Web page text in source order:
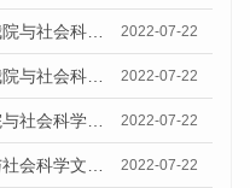
7月19日《中国发展网》报道我院与社会科学文献出版社联合发布《广州蓝皮书：广州城乡融合发展报告(2022)》的媒体文章 2022-07-22
7月19日《中国发展网》报道我院与社会科学文献出版社联合发布《广州蓝皮书：广州城乡融合发展报告(2022)》的媒体文章 2022-07-22
7月19日《时代在线》报道我院与社会科学文献出版社联合发布《广州蓝皮书：广州城乡融合发展报告(2022)》的媒体文章 2022-07-22
7月19日《南方网》报道我院与社会科学文献出版社联合发布《广州蓝皮书：广州城乡融合发展报告(2022)》的媒体文章 2022-07-22